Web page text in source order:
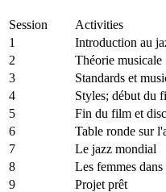
Session
Activities
1
Introduction au
2
Théorie musicale
3
Standards et
4
Styles; début du
5
Fin du film et
6
Table ronde sur
7
Le jazz mondial
8
Les femmes
9
Projet prêt